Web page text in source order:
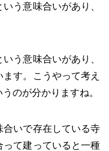
いう意味合いがあり、
いう意味合いがあり、
す。こうやって考え
のが分かりますね。
合いで存在している寺
って建っていると一種